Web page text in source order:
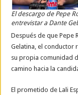
El descargo de Pepe
entrevistar a Dante
Después de que Pepe
Gelatina, el conductor
su propia comunidad
camino hacia la
El prometido de Lali